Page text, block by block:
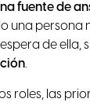
fuente de
una persona
de ella,
.
roles, las